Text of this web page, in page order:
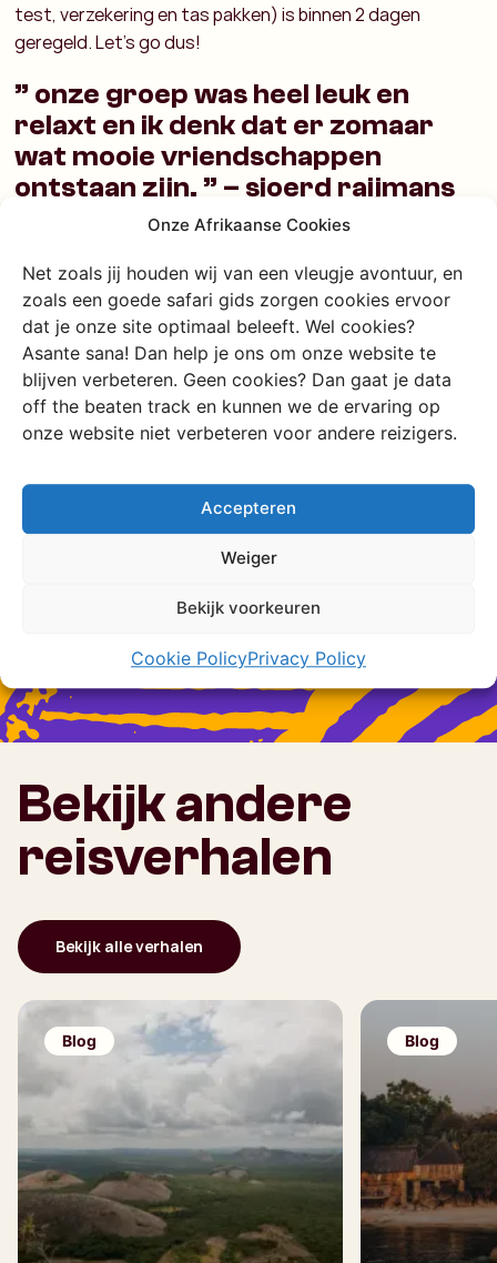
Onze Afrikaanse Cookies
Net zoals jij houden wij van een vleugje avontuur, en
zoals een goede safari gids zorgen cookies ervoor
dat je onze site optimaal beleeft. Wel cookies?
Asante sana! Dan help je ons om onze website te
blijven verbeteren. Geen cookies? Dan gaat je data
off the beaten track en kunnen we de ervaring op
onze website niet verbeteren voor andere reizigers.
Accepteren
Weiger
Bekijk voorkeuren
Cookie PolicyPrivacy Policy
test, verzekering en tas pakken) is binnen 2 dagen
geregeld. Let’s go dus!
” onze groep was heel leuk en
relaxt en ik denk dat er zomaar
wat mooie vriendschappen
ontstaan zijn. ” – sjoerd raijmans
Ik wil direct contact
Chat met ons
Plan een vrijblijvend gesprek
Bekijk andere
reisverhalen
Bekijk alle verhalen
Blog Blog